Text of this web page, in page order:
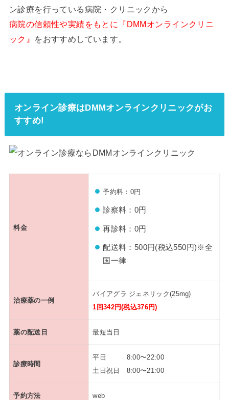
ン診療を行っている病院・クリニックから
病院の信頼性や実績をもとに『DMMオンラインクリニ
ック』
をおすすめしています。
オンライン診療はDMMオンラインクリニックがお
すすめ!
料金
予約料：0円
診察料：0円
再診料：0円
配送料：500円(税込550円)※全
国一律
治療薬の一例
バイアグラ ジェネリック(25mg)
1回342円(税込376円)
薬の配送日 最短当日
診療時間
平日 8:00〜22:00
土日祝日 8:00〜21:00
予約方法 web